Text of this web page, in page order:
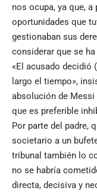
nos ocupa, ya que,
oportunidades que
gestionaban sus
considerar que se
«El acusado decidió
largo el tiempo»,
absolución de Messi
que es preferible
Por parte del padre,
societario a un
tribunal también lo
no se habría
directa, decisiva y